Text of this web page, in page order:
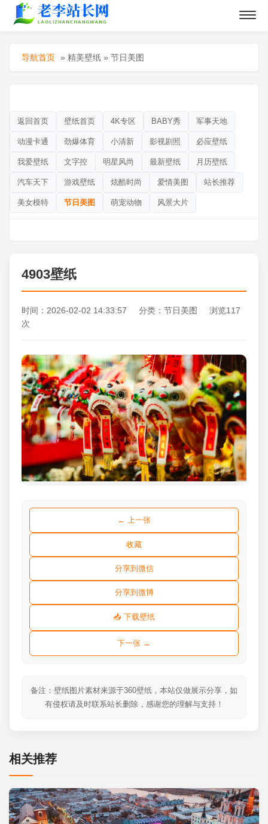
导航首页 » 精美壁纸 » 节日美图
返回首页 壁纸首页 4K专区 BABY秀 军事天地
动漫卡通 劲爆体育 小清新 影视剧照 必应壁纸
我爱壁纸 文字控 明星风尚 最新壁纸 月历壁纸
汽车天下 游戏壁纸 炫酷时尚 爱情美图 站长推荐
美女模特 节日美图 萌宠动物 风景大片
4903壁纸
时间：2026-02-02 14:33:57 分类：节日美图 浏览117
次
← 上一张
收藏
分享到微信
分享到微博
📥 下载壁纸
下一张 →
备注：壁纸图片素材来源于360壁纸，本站仅做展示分享，如
有侵权请及时联系站长删除，感谢您的理解与支持！
相关推荐